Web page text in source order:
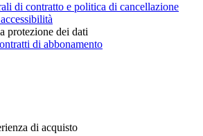
di contratto e politica di cancellazione
protezione dei dati
di abbonamento
di acquisto